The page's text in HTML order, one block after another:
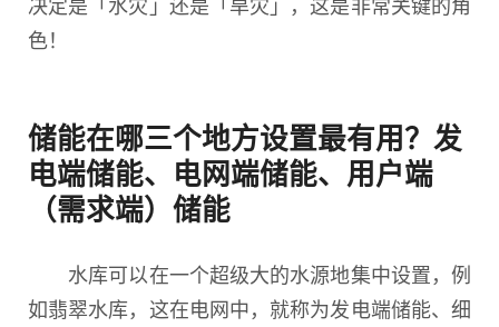
色！
储能在哪三个地方设置最有用？发
电端储能、电网端储能、用户端
（需求端）储能
水库可以在一个超级大的水源地集中设置，例
如翡翠水库，这在电网中，就称为发电端储能、细